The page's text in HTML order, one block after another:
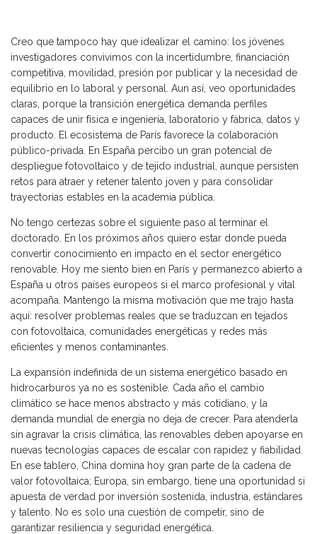
Creo que tampoco hay que idealizar el camino: los jóvenes
investigadores convivimos con la incertidumbre, financiación
competitiva, movilidad, presión por publicar y la necesidad de
equilibrio en lo laboral y personal. Aun así, veo oportunidades
claras, porque la transición energética demanda perfiles
capaces de unir física e ingeniería, laboratorio y fábrica, datos y
producto. El ecosistema de París favorece la colaboración
público-privada. En España percibo un gran potencial de
despliegue fotovoltaico y de tejido industrial, aunque persisten
retos para atraer y retener talento joven y para consolidar
trayectorias estables en la academia pública.
No tengo certezas sobre el siguiente paso al terminar el
doctorado. En los próximos años quiero estar donde pueda
convertir conocimiento en impacto en el sector energético
renovable. Hoy me siento bien en París y permanezco abierto a
España u otros países europeos si el marco profesional y vital
acompaña. Mantengo la misma motivación que me trajo hasta
aquí: resolver problemas reales que se traduzcan en tejados
con fotovoltaica, comunidades energéticas y redes más
eficientes y menos contaminantes.
La expansión indefinida de un sistema energético basado en
hidrocarburos ya no es sostenible. Cada año el cambio
climático se hace menos abstracto y más cotidiano, y la
demanda mundial de energía no deja de crecer. Para atenderla
sin agravar la crisis climática, las renovables deben apoyarse en
nuevas tecnologías capaces de escalar con rapidez y fiabilidad.
En ese tablero, China domina hoy gran parte de la cadena de
valor fotovoltaica; Europa, sin embargo, tiene una oportunidad si
apuesta de verdad por inversión sostenida, industria, estándares
y talento. No es solo una cuestión de competir, sino de
garantizar resiliencia y seguridad energética.